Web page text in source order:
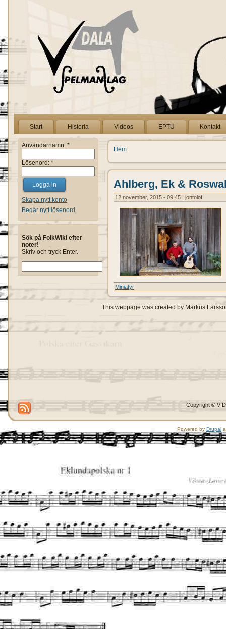
Start Historia Videos EPTU Kontakt
Användarnamn: *
Lösenord: *
Skapa nytt konto
Begär nytt lösenord
Sök på FolkWiki efter
noter!
Skriv och tryck Enter.
Hem
Ahlberg, Ek &
12 november, 2015 - 09:45 | jontolof
Miniatyr
This webpage was created by Markus
Copyright © V-
Powered by Drupal